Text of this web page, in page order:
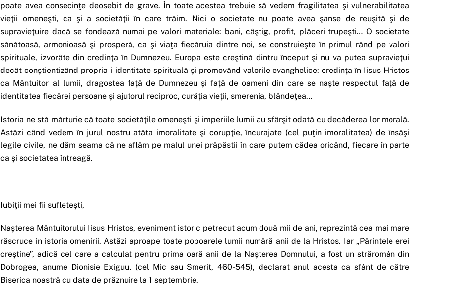
poate avea consecinţe deosebit de grave. În toate acestea trebuie să vedem fragilitatea şi vulnerabilitatea
vieţii omeneşti, ca şi a societăţii în care trăim. Nici o societate nu poate avea şanse de reuşită şi de
supravieţuire dacă se fondează numai pe valori materiale: bani, câştig, profit, plăceri trupeşti… O societate
sănătoasă, armonioasă şi prosperă, ca şi viaţa fiecăruia dintre noi, se construieşte în primul rând pe valori
spirituale, izvorâte din credinţa în Dumnezeu. Europa este creştină dintru început şi nu va putea supravieţui
decât conştientizând propria-i identitate spirituală şi promovând valorile evanghelice: credinţa în Iisus Hristos
ca Mântuitor al lumii, dragostea faţă de Dumnezeu şi faţă de oameni din care se naşte respectul faţă de
identitatea fiecărei persoane şi ajutorul reciproc, curăţia vieţii, smerenia, blândeţea…
Istoria ne stă mărturie că toate societăţile omeneşti şi imperiile lumii au sfârşit odată cu decăderea lor morală.
Astăzi când vedem în jurul nostru atâta imoralitate şi corupţie, încurajate (cel puţin imoralitatea) de însăşi
legile civile, ne dăm seama că ne aflăm pe malul unei prăpăstii în care putem cădea oricând, fiecare în parte
ca şi societatea întreagă.
Iubiţii mei fii sufleteşti,
Naşterea Mântuitorului Iisus Hristos, eveniment istoric petrecut acum două mii de ani, reprezintă cea mai mare
răscruce in istoria omenirii. Astăzi aproape toate popoarele lumii numără anii de la Hristos. Iar „Părintele erei
creştine”, adică cel care a calculat pentru prima oară anii de la Naşterea Domnului, a fost un străromân din
Dobrogea, anume Dionisie Exiguul (cel Mic sau Smerit, 460-545), declarat anul acesta ca sfânt de către
Biserica noastră cu data de prăznuire la 1 septembrie.